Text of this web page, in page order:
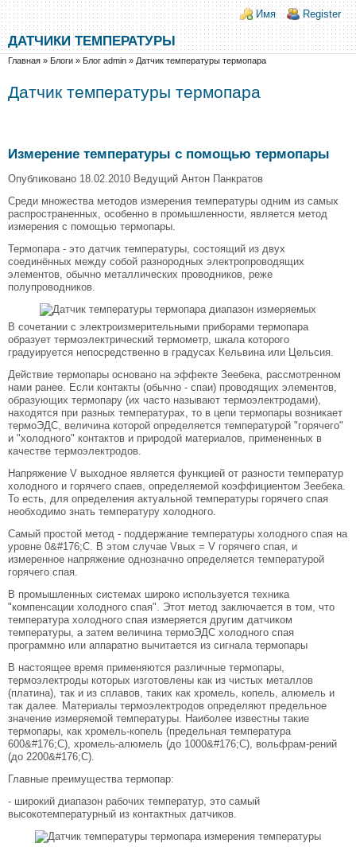
Перейти к основному содержанию
Skip to search
Login links
Имя Register
ДАТЧИКИ ТЕМПЕРАТУРЫ
Вы здесь
Главная » Блоги » Блог admin » Датчик температуры термопара
Датчик температуры термопара
Измерение температуры с помощью термопары
Опубликовано 18.02.2010 Ведущий Антон Панкратов
Среди множества методов измерения температуры одним из самых
распространенных, особенно в промышленности, является метод
измерения с помощью термопары.
Термопара - это датчик температуры, состоящий из двух
соединённых между собой разнородных электропроводящих
элементов, обычно металлических проводников, реже
полупроводников.
В сочетании с электроизмерительными приборами термопара
образует термоэлектрический термометр, шкала которого
градуируется непосредственно в градусах Кельвина или Цельсия.
Действие термопары основано на эффекте Зеебека, рассмотренном
нами ранее. Если контакты (обычно - спаи) проводящих элементов,
образующих термопару (их часто называют термоэлектродами),
находятся при разных температурах, то в цепи термопары возникает
термоЭДС, величина которой определяется температурой "горячего"
и "холодного" контактов и природой материалов, примененных в
качестве термоэлектродов.
Напряжение V выходное является функцией от разности температур
холодного и горячего спаев, определяемой коэффициентом Зеебека.
То есть, для определения актуальной температуры горячего спая
необходимо знать температуру холодного.
Самый простой метод - поддержание температуры холодного спая на
уровне 0&#176;C. В этом случае Vвых = V горячего спая, и
измеренное напряжение однозначно определяется температурой
горячего спая.
В промышленных системах широко используется техника
"компенсации холодного спая". Этот метод заключается в том, что
температура холодного спая измеряется другим датчиком
температуры, а затем величина термоЭДС холодного спая
программно или аппаратно вычитается из сигнала термопары
В настоящее время применяются различные термопары,
термоэлектроды которых изготовлены как из чистых металлов
(платина), так и из сплавов, таких как хромель, копель, алюмель и
так далее. Материалы термоэлектродов определяют предельное
значение измеряемой температуры. Наиболее известны такие
термопары, как хромель-копель (предельная температура
600&#176;С), хромель-алюмель (до 1000&#176;С), вольфрам-рений
(до 2200&#176;С).
Главные преимущества термопар:
- широкий диапазон рабочих температур, это самый
высокотемпературный из контактных датчиков.